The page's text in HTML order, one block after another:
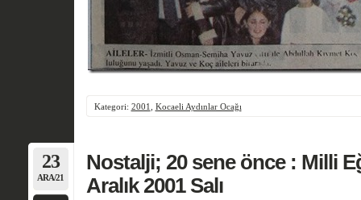
Kategori: 2001 Kocaeli Aydınlar Ocağı
23
ARA/21
Nostalji; 20 sene önce : Milli
Aralık 2001 Salı